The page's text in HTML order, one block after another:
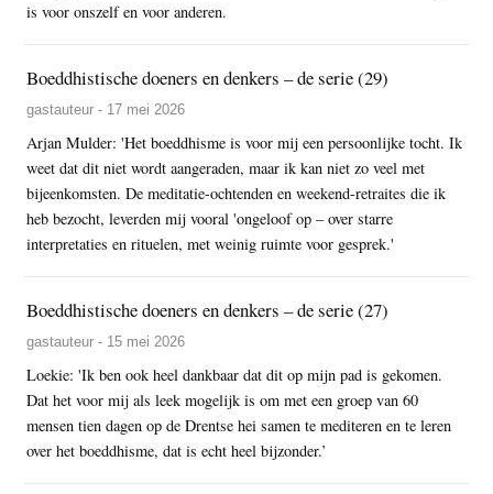
is voor onszelf en voor anderen.
Boeddhistische doeners en denkers – de serie (29)
gastauteur - 17 mei 2026
Arjan Mulder: 'Het boeddhisme is voor mij een persoonlijke tocht. Ik
weet dat dit niet wordt aangeraden, maar ik kan niet zo veel met
bijeenkomsten. De meditatie-ochtenden en weekend-retraites die ik
heb bezocht, leverden mij vooral 'ongeloof op – over starre
interpretaties en rituelen, met weinig ruimte voor gesprek.'
Boeddhistische doeners en denkers – de serie (27)
gastauteur - 15 mei 2026
Loekie: 'Ik ben ook heel dankbaar dat dit op mijn pad is gekomen.
Dat het voor mij als leek mogelijk is om met een groep van 60
mensen tien dagen op de Drentse hei samen te mediteren en te leren
over het boeddhisme, dat is echt heel bijzonder.’